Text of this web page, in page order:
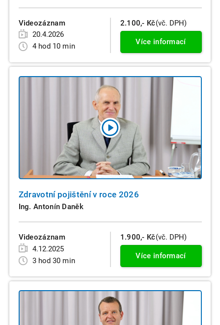
Videozáznam
20.4.2026
4 hod 10 min
2.100,- Kč(vč. DPH)
Více informací
Zdravotní pojištění v roce 2026
Ing. Antonín Daněk
Videozáznam
4.12.2025
3 hod 30 min
1.900,- Kč(vč. DPH)
Více informací